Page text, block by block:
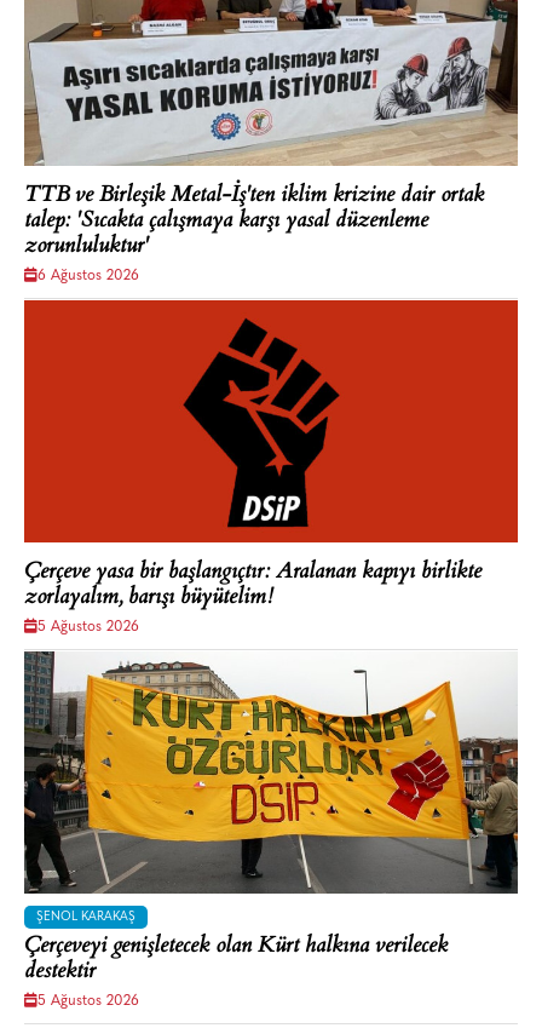
TTB ve Birleşik Metal-İş'ten iklim krizine dair ortak
talep: 'Sıcakta çalışmaya karşı yasal düzenleme
zorunluluktur'
6 Ağustos 2026
Çerçeve yasa bir başlangıçtır: Aralanan kapıyı birlikte
zorlayalım, barışı büyütelim!
5 Ağustos 2026
ŞENOL KARAKAŞ
Çerçeveyi genişletecek olan Kürt halkına verilecek
destektir
5 Ağustos 2026